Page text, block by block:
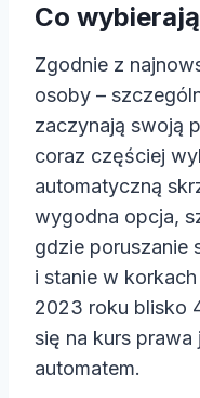
Co
Zgodnie z
osoby –
zaczynają swoją
coraz częściej
automatyczną
wygodna opcja,
gdzie poruszanie
i stanie w
2023 roku blisko
się na kurs
automatem.